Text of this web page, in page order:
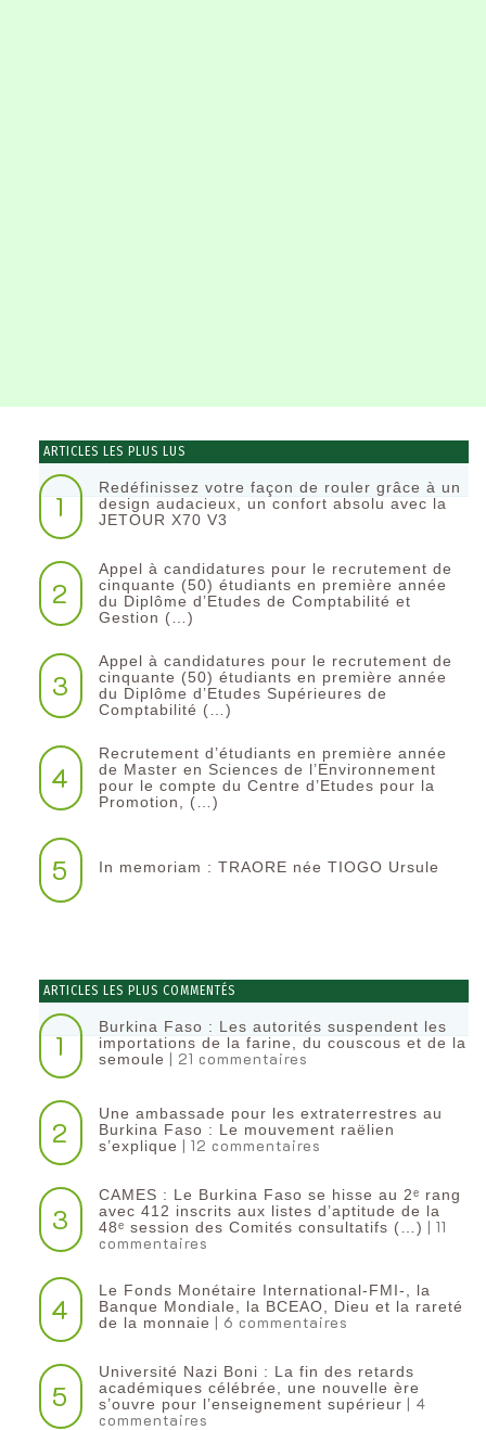
ARTICLES LES PLUS LUS
1
Redéfinissez votre façon de rouler grâce à un
design audacieux, un confort absolu avec la
JETOUR X70 V3
2
Appel à candidatures pour le recrutement de
cinquante (50) étudiants en première année
du Diplôme d’Etudes de Comptabilité et
Gestion (…)
3
Appel à candidatures pour le recrutement de
cinquante (50) étudiants en première année
du Diplôme d’Etudes Supérieures de
Comptabilité (…)
4
Recrutement d’étudiants en première année
de Master en Sciences de l’Environnement
pour le compte du Centre d’Etudes pour la
Promotion, (…)
5 In memoriam : TRAORE née TIOGO Ursule
ARTICLES LES PLUS COMMENTÉS
1
Burkina Faso : Les autorités suspendent les
importations de la farine, du couscous et de la
semoule | 21 commentaires
2
Une ambassade pour les extraterrestres au
Burkina Faso : Le mouvement raëlien
s’explique | 12 commentaires
3
CAMES : Le Burkina Faso se hisse au 2ᵉ rang
avec 412 inscrits aux listes d’aptitude de la
48ᵉ session des Comités consultatifs (…) | 11
commentaires
4
Le Fonds Monétaire International-FMI-, la
Banque Mondiale, la BCEAO, Dieu et la rareté
de la monnaie | 6 commentaires
5
Université Nazi Boni : La fin des retards
académiques célébrée, une nouvelle ère
s’ouvre pour l’enseignement supérieur | 4
commentaires